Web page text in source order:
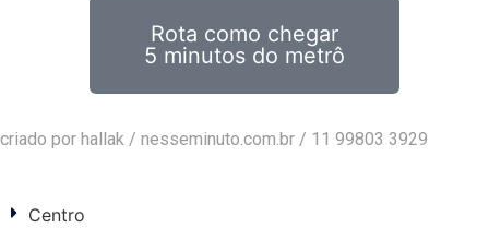
Rota como chegar
5 minutos do metrô
criado por hallak / nesseminuto.com.br / 11 99803 3929
Centro